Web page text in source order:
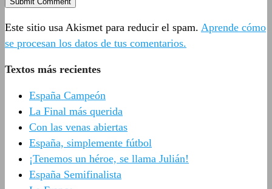
Este sitio usa Akismet para reducir el spam. Aprende cómo
se procesan los datos de tus comentarios.
Textos más recientes
España Campeón
La Final más querida
Con las venas abiertas
España, simplemente fútbol
¡Tenemos un héroe, se llama Julián!
España Semifinalista